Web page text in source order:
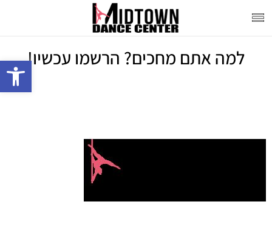
פתחלמה אתם מחכים? הרשמו עכשיו!